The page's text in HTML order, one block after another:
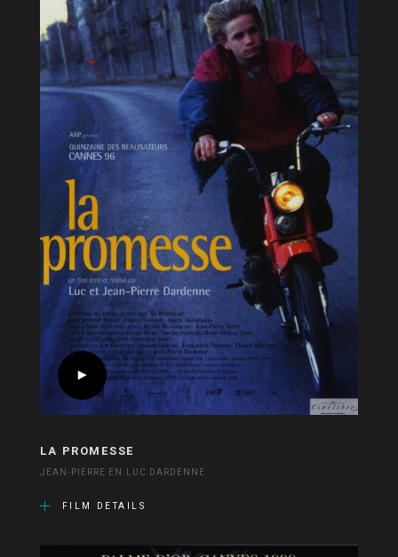
LA PROMESSE
JEAN-PIERRE EN LUC DARDENNE
FILM DETAILS